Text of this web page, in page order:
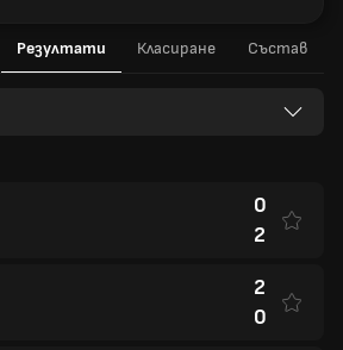
Резултати Класиране Състав
0
2
2
0